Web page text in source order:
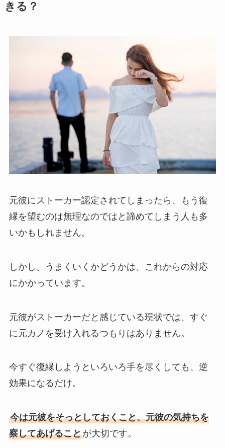
きる？
元彼にストーカー認定されてしまったら、もう復
縁を望むのは無理なのではと諦めてしまう人も多
いかもしれません。
しかし、うまくいくかどうかは、これからの対応
にかかっています。
元彼がストーカーだと感じている現状では、すぐ
に元カノを受け入れるつもりはありません。
今すぐ復縁しようといろいろ手を尽くしても、逆
効果になるだけ。
今は元彼をそっとしておくこと、元彼の気持ちを
察してあげることが大切です。